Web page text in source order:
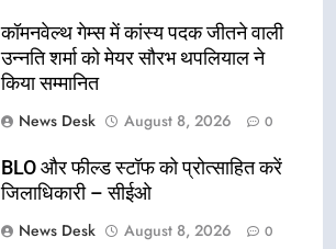
कॉमनवेल्थ गेम्स में कांस्य पदक जीतने वाली
उन्नति शर्मा को मेयर सौरभ थपलियाल ने
किया सम्मानित
News Desk
August 8, 2026 0
BLO और फील्ड स्टॉफ को प्रोत्साहित करें
जिलाधिकारी – सीईओ
News Desk
August 8, 2026 0